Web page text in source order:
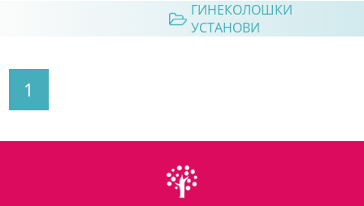
ГИНЕКОЛОШКИ
УСТАНОВИ
1